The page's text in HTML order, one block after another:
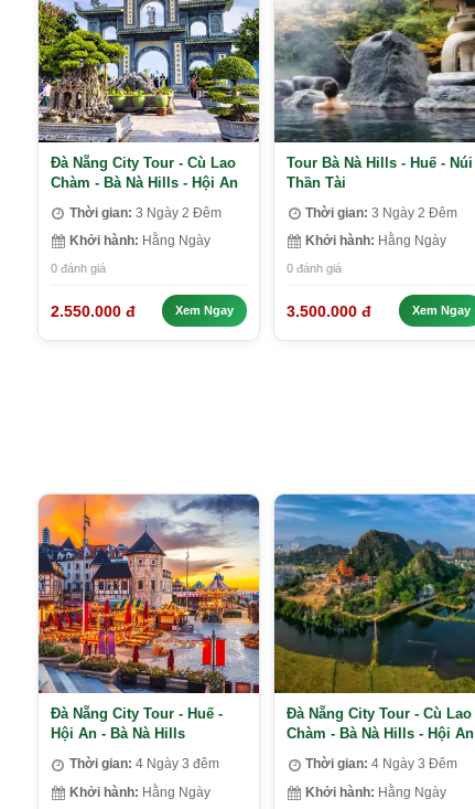
Đà Nẵng City Tour - Cù Lao
Chàm - Bà Nà Hills - Hội An
Thời gian: 3 Ngày 2 Đêm
Khởi hành: Hằng Ngày
0 đánh giá
2.550.000 đ Xem Ngay
Tour Bà Nà Hills - Huế - Núi
Thần Tài
Thời gian: 3 Ngày 2 Đêm
Khởi hành: Hằng Ngày
0 đánh giá
3.500.000 đ Xem Ngay
Đà Nẵng City Tour - Huế -
Hội An - Bà Nà Hills
Thời gian: 4 Ngày 3 đêm
Khởi hành: Hằng Ngày
Đà Nẵng City Tour - Cù Lao
Chàm - Bà Nà Hills - Hội An
Thời gian: 4 Ngày 3 Đêm
Khởi hành: Hằng Ngày